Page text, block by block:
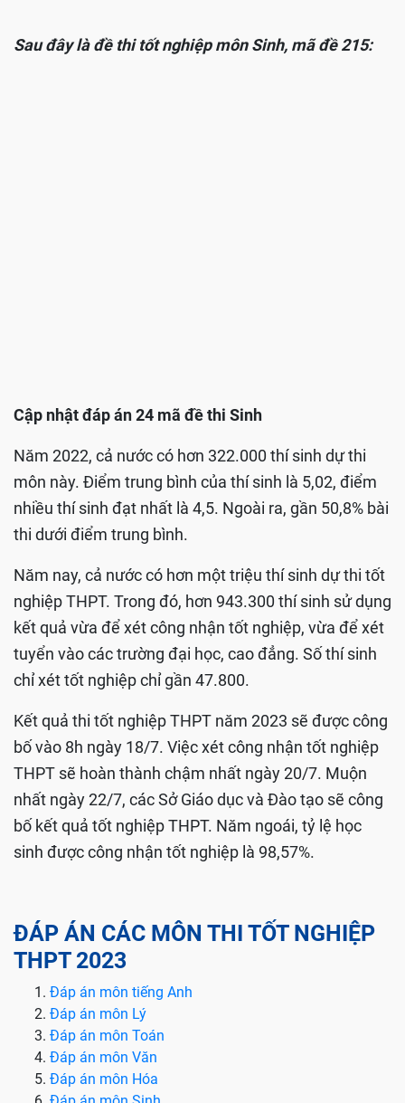
Sau đây là đề thi tốt nghiệp môn Sinh, mã đề 215:
Cập nhật đáp án 24 mã đề thi Sinh
Năm 2022, cả nước có hơn 322.000 thí sinh dự thi
môn này. Điểm trung bình của thí sinh là 5,02, điểm
nhiều thí sinh đạt nhất là 4,5. Ngoài ra, gần 50,8% bài
thi dưới điểm trung bình.
Năm nay, cả nước có hơn một triệu thí sinh dự thi tốt
nghiệp THPT. Trong đó, hơn 943.300 thí sinh sử dụng
kết quả vừa để xét công nhận tốt nghiệp, vừa để xét
tuyển vào các trường đại học, cao đẳng. Số thí sinh
chỉ xét tốt nghiệp chỉ gần 47.800.
Kết quả thi tốt nghiệp THPT năm 2023 sẽ được công
bố vào 8h ngày 18/7. Việc xét công nhận tốt nghiệp
THPT sẽ hoàn thành chậm nhất ngày 20/7. Muộn
nhất ngày 22/7, các Sở Giáo dục và Đào tạo sẽ công
bố kết quả tốt nghiệp THPT. Năm ngoái, tỷ lệ học
sinh được công nhận tốt nghiệp là 98,57%.
ĐÁP ÁN CÁC MÔN THI TỐT NGHIỆP
THPT 2023
Đáp án môn tiếng Anh
Đáp án môn Lý
Đáp án môn Toán
Đáp án môn Văn
Đáp án môn Hóa